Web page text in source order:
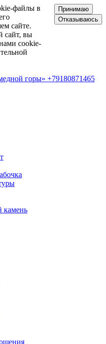
файлы в
сайте.
сайт, вы
cookie-
Принимаю
Отказываюсь
+79180871465
камень